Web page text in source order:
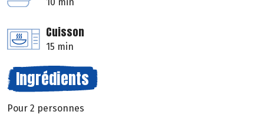
Cuisson
15 min
Ingrédients
Pour 2 personnes